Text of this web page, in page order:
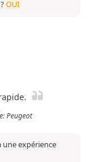
OUI
Peugeot
une expérience